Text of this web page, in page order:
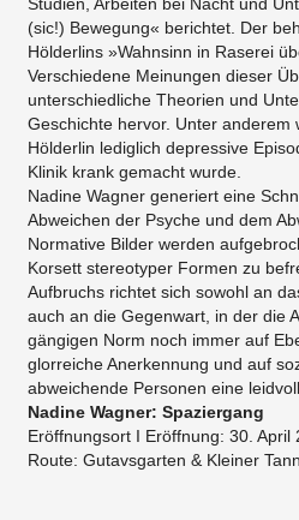
(sic!) Bewegung« berichtet. Der
Hölderlins »Wahnsinn in Raserei
Verschiedene Meinungen dieser
unterschiedliche Theorien und
Geschichte hervor. Unter anderem
Hölderlin lediglich depressive
Klinik krank gemacht wurde.
Nadine Wagner generiert eine
Abweichen der Psyche und dem
Normative Bilder werden
Korsett stereotyper Formen zu
Aufbruchs richtet sich sowohl an
auch an die Gegenwart, in der die
gängigen Norm noch immer auf
glorreiche Anerkennung und auf
abweichende Personen eine
Nadine Wagner: Spaziergang
Eröffnungsort I Eröffnung: 30. April
Route: Gutavsgarten & Kleiner